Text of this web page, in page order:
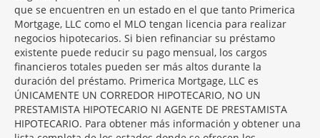
que se encuentren en un estado en el que tanto Primerica
Mortgage, LLC como el MLO tengan licencia para realizar
negocios hipotecarios. Si bien refinanciar su préstamo
existente puede reducir su pago mensual, los cargos
financieros totales pueden ser más altos durante la
duración del préstamo. Primerica Mortgage, LLC es
ÚNICAMENTE UN CORREDOR HIPOTECARIO, NO UN
PRESTAMISTA HIPOTECARIO NI AGENTE DE PRESTAMISTA
HIPOTECARIO. Para obtener más información y obtener una